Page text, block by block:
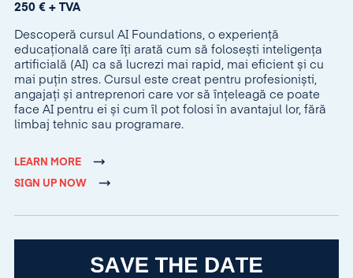
250 € + TVA
Descoperă cursul AI Foundations, o experiență
educațională care îți arată cum să folosești inteligența
artificială (AI) ca să lucrezi mai rapid, mai eficient și cu
mai puțin stres. Cursul este creat pentru profesioniști,
angajați și antreprenori care vor să înțeleagă ce poate
face AI pentru ei și cum îl pot folosi în avantajul lor, fără
limbaj tehnic sau programare.
LEARN MORE
SIGN UP NOW